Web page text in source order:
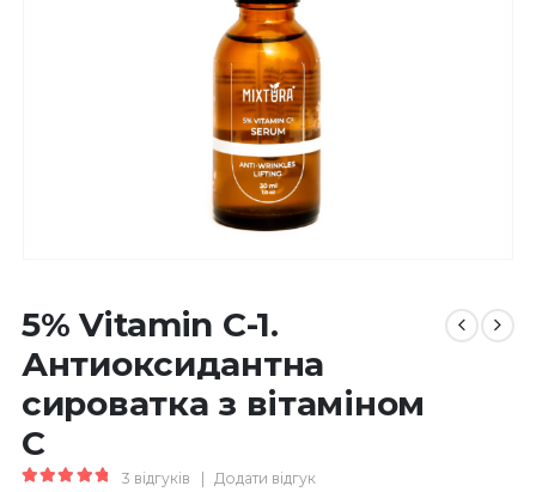
5% Vitamin C-1.
Антиоксидантна
сироватка з вітаміном
С
3 відгуків Додати відгук